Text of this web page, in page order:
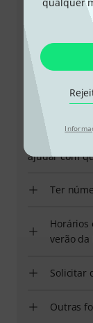
A nossa
ajudar com
Ter
Horários
verão da
Solicitar
Outras